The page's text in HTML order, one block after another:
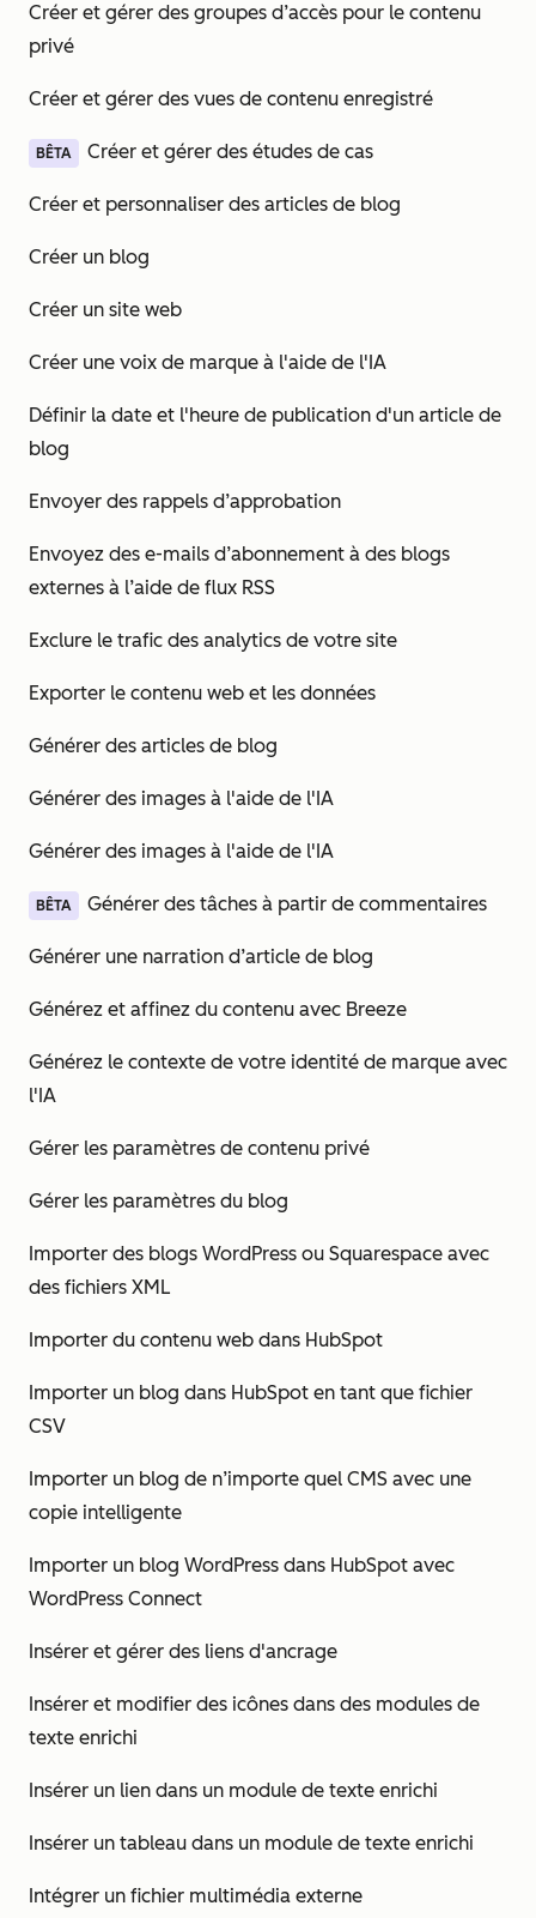
Créer et gérer des groupes d’accès pour le contenu
privé
Créer et gérer des vues de contenu enregistré
BÊTA Créer et gérer des études de cas
Créer et personnaliser des articles de blog
Créer un blog
Créer un site web
Créer une voix de marque à l'aide de l'IA
Définir la date et l'heure de publication d'un article de
blog
Envoyer des rappels d’approbation
Envoyez des e-mails d’abonnement à des blogs
externes à l’aide de flux RSS
Exclure le trafic des analytics de votre site
Exporter le contenu web et les données
Générer des articles de blog
Générer des images à l'aide de l'IA
Générer des images à l'aide de l'IA
BÊTA Générer des tâches à partir de commentaires
Générer une narration d’article de blog
Générez et affinez du contenu avec Breeze
Générez le contexte de votre identité de marque avec
l'IA
Gérer les paramètres de contenu privé
Gérer les paramètres du blog
Importer des blogs WordPress ou Squarespace avec
des fichiers XML
Importer du contenu web dans HubSpot
Importer un blog dans HubSpot en tant que fichier
CSV
Importer un blog de n’importe quel CMS avec une
copie intelligente
Importer un blog WordPress dans HubSpot avec
WordPress Connect
Insérer et gérer des liens d'ancrage
Insérer et modifier des icônes dans des modules de
texte enrichi
Insérer un lien dans un module de texte enrichi
Insérer un tableau dans un module de texte enrichi
Intégrer un fichier multimédia externe